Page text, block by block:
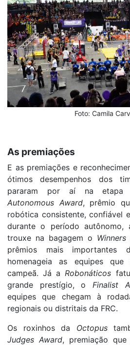
Foto: Camila
As premiações
E as premiações e
ótimos desempenhos dos
pararam por aí na etapa
Autonomous Award, prêmio
robótica consistente, confiável
durante o período autônomo,
trouxe na bagagem o
prêmios mais importantes
homenageia as equipes
campeã. Já a Robonáticos
grande prestígio, o Finalist
equipes que chegam à
regionais ou distritais da FRC.
Os roxinhos da Octopus
Judges Award, premiação